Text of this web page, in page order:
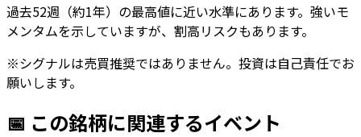
過去52週（約1年）の最高値に近い水準にあります。強いモ
メンタムを示していますが、割高リスクもあります。
※シグナルは売買推奨ではありません。投資は自己責任でお
願いします。
📅 この銘柄に関連するイベント